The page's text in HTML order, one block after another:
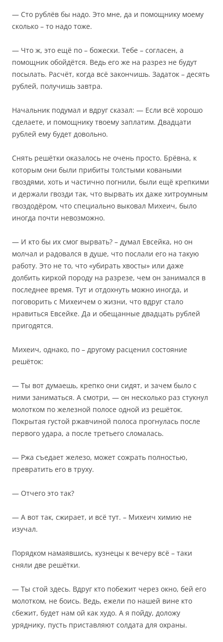
— Сто рублёв бы надо. Это мне, да и помощнику моему
сколько – то надо тоже.
— Что ж, это ещё по – божески. Тебе – согласен, а
помощник обойдётся. Ведь его же на разрез не будут
посылать. Расчёт, когда всё закончишь. Задаток – десять
рублей, получишь завтра.
Начальник подумал и вдруг сказал: — Если всё хорошо
сделаете, и помощнику твоему заплатим. Двадцати
рублей ему будет довольно.
Снять решётки оказалось не очень просто. Брёвна, к
которым они были прибиты толстыми коваными
гвоздями, хоть и частично погнили, были ещё крепкими
и держали гвозди так, что вырвать их даже хитроумным
гвоздодёром, что специально выковал Михеич, было
иногда почти невозможно.
— И кто бы их смог вырвать? – думал Евсейка, но он
молчал и радовался в душе, что послали его на такую
работу. Это не то, что «убирать хвосты» или даже
долбить киркой породу на разрезе, чем он занимался в
последнее время. Тут и отдохнуть можно иногда, и
поговорить с Михеичем о жизни, что вдруг стало
нравиться Евсейке. Да и обещанные двадцать рублей
пригодятся.
Михеич, однако, по – другому расценил состояние
решёток:
— Ты вот думаешь, крепко они сидят, и зачем было с
ними заниматься. А смотри, — он несколько раз стукнул
молотком по железной полосе одной из решёток.
Покрытая густой ржавчиной полоса прогнулась после
первого удара, а после третьего сломалась.
— Ржа съедает железо, может сожрать полностью,
превратить его в труху.
— Отчего это так?
— А вот так, сжирает, и всё тут. – Михеич химию не
изучал.
Порядком намаявшись, кузнецы к вечеру всё – таки
сняли две решётки.
— Ты стой здесь. Вдруг кто побежит через окно, бей его
молотком, не боись. Ведь, ежели по нашей вине кто
сбежит, будет нам ой как худо. А я пойду, доложу
уряднику, пусть приставляют солдата для охраны.